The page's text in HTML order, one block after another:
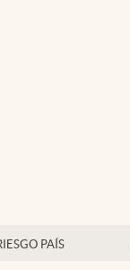
PAÍS